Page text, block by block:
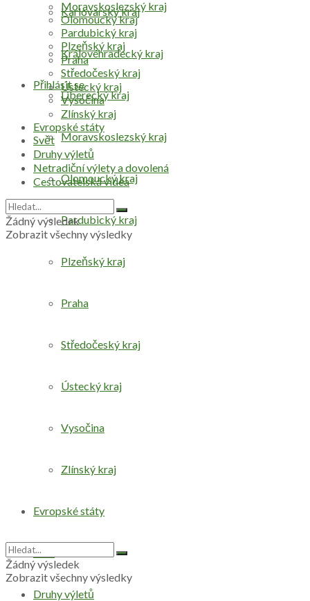
Přihlásit se
Karlovarský kraj
Královéhradecký kraj
Liberecký kraj
Moravskoslezský kraj
Olomoucký kraj
Pardubický kraj
Plzeňský kraj
Praha
Středočeský kraj
Ústecký kraj
Vysočina
Zlínský kraj
Evropské státy
Svět
Druhy výletů
Moravskoslezský kraj
Olomoucký kraj
Pardubický kraj
Plzeňský kraj
Praha
Středočeský kraj
Ústecký kraj
Vysočina
Zlínský kraj
Evropské státy
Svět
Druhy výletů
Netradiční výlety a dovolená
Cestovatelská videa
Žádný výsledek
Zobrazit všechny výsledky
Žádný výsledek
Zobrazit všechny výsledky